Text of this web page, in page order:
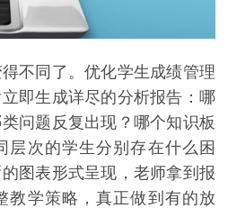
同了。优化学生成绩管理
即生成详尽的分析报告：哪
问题反复出现？哪个知识板
层次的学生分别存在什么困
图表形式呈现，老师拿到报
教学策略，真正做到有的放